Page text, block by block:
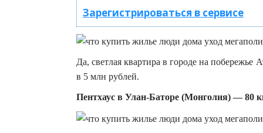
Зарегистрироваться в сервисе
Да, светлая квартира в городе на побережье
в 5 млн рублей.
Пентхаус в Улан-Баторе (Монголия) — 80